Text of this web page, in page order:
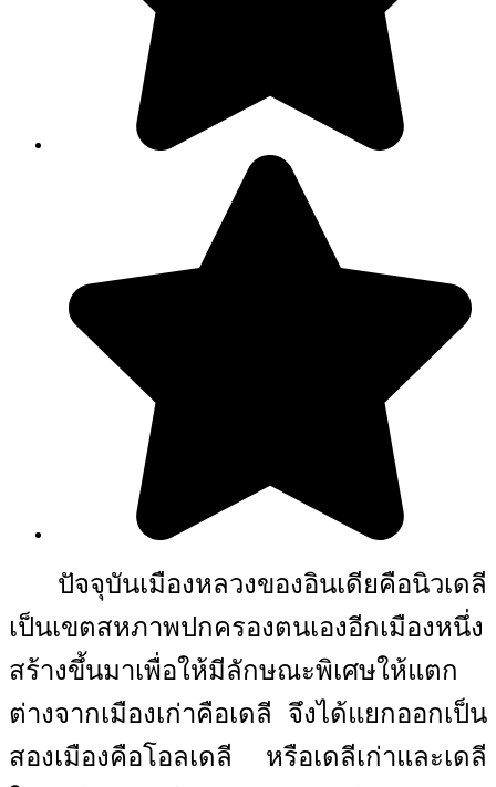
ปัจจุบันเมืองหลวงของอินเดียคือนิวเดลี
เป็นเขตสหภาพปกครองตนเองอีกเมืองหนึ่ง
สร้างขึ้นมาเพื่อให้มีลักษณะพิเศษให้แตก
ต่างจากเมืองเก่าคือเดลี จึงได้แยกออกเป็น
สองเมืองคือโอลเดลี หรือเดลีเก่าและเดลี